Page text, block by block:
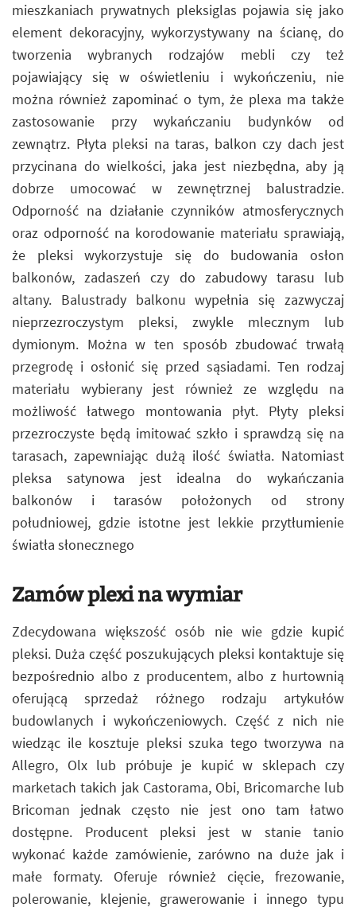
mieszkaniach prywatnych pleksiglas pojawia się jako
element dekoracyjny, wykorzystywany na ścianę, do
tworzenia wybranych rodzajów mebli czy też
pojawiający się w oświetleniu i wykończeniu, nie
można również zapominać o tym, że plexa ma także
zastosowanie przy wykańczaniu budynków od
zewnątrz. Płyta pleksi na taras, balkon czy dach jest
przycinana do wielkości, jaka jest niezbędna, aby ją
dobrze umocować w zewnętrznej balustradzie.
Odporność na działanie czynników atmosferycznych
oraz odporność na korodowanie materiału sprawiają,
że pleksi wykorzystuje się do budowania osłon
balkonów, zadaszeń czy do zabudowy tarasu lub
altany. Balustrady balkonu wypełnia się zazwyczaj
nieprzezroczystym pleksi, zwykle mlecznym lub
dymionym. Można w ten sposób zbudować trwałą
przegrodę i osłonić się przed sąsiadami. Ten rodzaj
materiału wybierany jest również ze względu na
możliwość łatwego montowania płyt. Płyty pleksi
przezroczyste będą imitować szkło i sprawdzą się na
tarasach, zapewniając dużą ilość światła. Natomiast
pleksa satynowa jest idealna do wykańczania
balkonów i tarasów położonych od strony
południowej, gdzie istotne jest lekkie przytłumienie
światła słonecznego
Zamów plexi na wymiar
Zdecydowana większość osób nie wie gdzie kupić
pleksi. Duża część poszukujących pleksi kontaktuje się
bezpośrednio albo z producentem, albo z hurtownią
oferującą sprzedaż różnego rodzaju artykułów
budowlanych i wykończeniowych. Część z nich nie
wiedząc ile kosztuje pleksi szuka tego tworzywa na
Allegro, Olx lub próbuje je kupić w sklepach czy
marketach takich jak Castorama, Obi, Bricomarche lub
Bricoman jednak często nie jest ono tam łatwo
dostępne. Producent pleksi jest w stanie tanio
wykonać każde zamówienie, zarówno na duże jak i
małe formaty. Oferuje również cięcie, frezowanie,
polerowanie, klejenie, grawerowanie i innego typu